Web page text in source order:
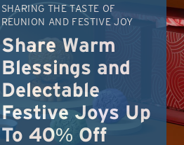
SHARING THE TASTE OF
REUNION AND FESTIVE JOY
Share Warm
Blessings and
Delectable
Festive Joys Up
To 40% Off